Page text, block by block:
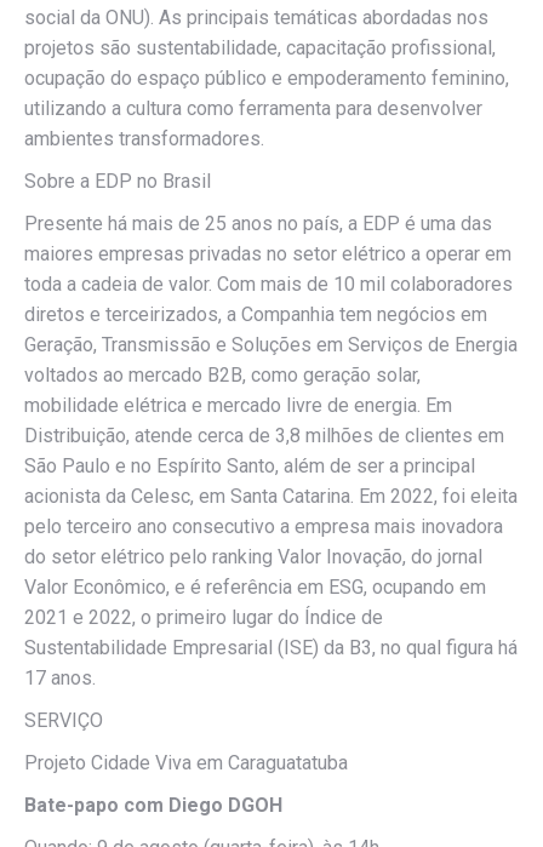
social da ONU). As principais temáticas abordadas nos
projetos são sustentabilidade, capacitação profissional,
ocupação do espaço público e empoderamento feminino,
utilizando a cultura como ferramenta para desenvolver
ambientes transformadores.
Sobre a EDP no Brasil
Presente há mais de 25 anos no país, a EDP é uma das
maiores empresas privadas no setor elétrico a operar em
toda a cadeia de valor. Com mais de 10 mil colaboradores
diretos e terceirizados, a Companhia tem negócios em
Geração, Transmissão e Soluções em Serviços de Energia
voltados ao mercado B2B, como geração solar,
mobilidade elétrica e mercado livre de energia. Em
Distribuição, atende cerca de 3,8 milhões de clientes em
São Paulo e no Espírito Santo, além de ser a principal
acionista da Celesc, em Santa Catarina. Em 2022, foi eleita
pelo terceiro ano consecutivo a empresa mais inovadora
do setor elétrico pelo ranking Valor Inovação, do jornal
Valor Econômico, e é referência em ESG, ocupando em
2021 e 2022, o primeiro lugar do Índice de
Sustentabilidade Empresarial (ISE) da B3, no qual figura há
17 anos.
SERVIÇO
Projeto Cidade Viva em Caraguatatuba
Bate-papo com Diego DGOH